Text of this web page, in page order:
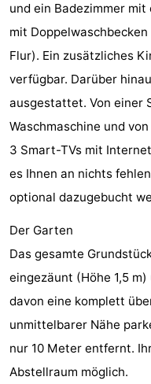
Aussichtspunkte
Attraktionen
Spielplätze
-
Indoor-
Spielplätze
Bowling
Wellness-
Städte
Führungen
-
und ein Badezimmer
mit
Flur). Ein zusätzliches
verfügbar. Darüber
ausgestattet. Von einer
Waschmaschine und
3 Smart-TVs mit
es Ihnen an nichts
optional dazugebucht
Der Garten
Das gesamte
eingezäunt (Höhe 1,5
davon eine komplett
unmittelbarer Nähe
nur 10 Meter entfernt.
Abstellraum möglich.